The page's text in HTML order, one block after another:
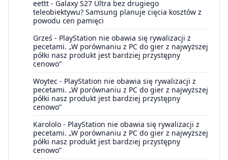
eettt - Galaxy S27 Ultra bez drugiego
teleobiektywu? Samsung planuje cięcia kosztów z
powodu cen pamięci
Grześ - PlayStation nie obawia się rywalizacji z
pecetami. „W porównaniu z PC do gier z najwyższej
półki nasz produkt jest bardziej przystępny
cenowo”
Woytec - PlayStation nie obawia się rywalizacji z
pecetami. „W porównaniu z PC do gier z najwyższej
półki nasz produkt jest bardziej przystępny
cenowo”
Karololo - PlayStation nie obawia się rywalizacji z
pecetami. „W porównaniu z PC do gier z najwyższej
półki nasz produkt jest bardziej przystępny
cenowo”